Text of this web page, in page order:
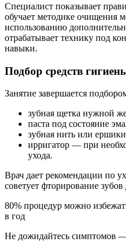
Специалист показывает
обучает методике очищения
использованию
отрабатывает технику под
навыки.
Подбор средств
Занятие завершается
зубная щетка нужной
паста под состояние
зубная нить или
ирригатор — при
ухода.
Врач дает рекомендации по
советует фторирование
80% процедур можно
в год
Не дожидайтесь симптомов —